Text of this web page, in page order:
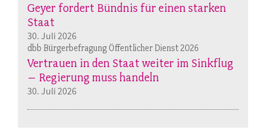
Geyer fordert Bündnis für einen starken
Staat
30. Juli 2026
dbb Bürgerbefragung Öffentlicher Dienst 2026
Vertrauen in den Staat weiter im Sinkflug
– Regierung muss handeln
30. Juli 2026